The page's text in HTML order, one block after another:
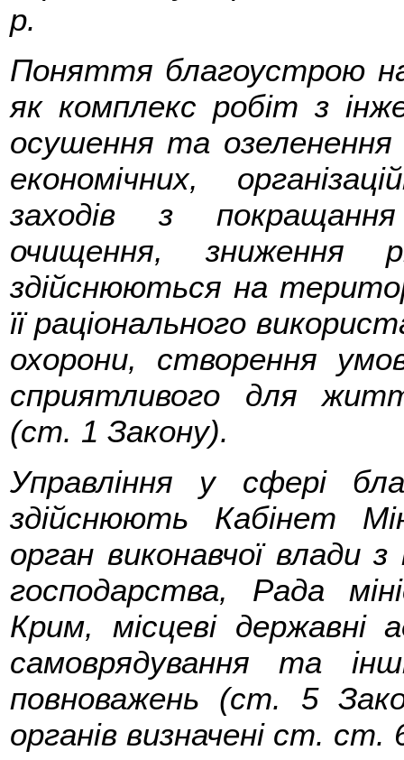
р.
Поняття благоустрою
як комплекс робіт з
осушення та озеленення
економічних,
заходів з покращання
очищення,
здійснюються на
її раціонального
охорони, створення
сприятливого для
(ст. 1 Закону).
Управління у сфері
здійснюють Кабінет
орган виконавчої влади
господарства, Рада
Крим, місцеві державні
самоврядування та
повноважень (ст. 5
органів визначені ст. ст.